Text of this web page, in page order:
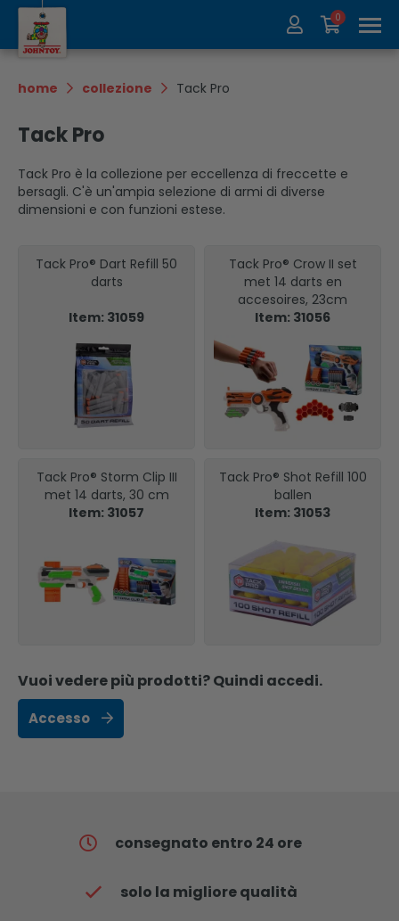
Chi siamo Collezione
Fiere
Contatti Update
0
home collezione Tack Pro
Tack Pro
Tack Pro è la collezione per eccellenza di freccette e
bersagli. C'è un'ampia selezione di armi di diverse
dimensioni e con funzioni estese.
Tack Pro® Dart Refill 50
darts
Item: 31059
Tack Pro® Crow II set
met 14 darts en
accesoires, 23cm
Item: 31056
Tack Pro® Storm Clip III
met 14 darts, 30 cm
Item: 31057
Tack Pro® Shot Refill 100
ballen
Item: 31053
Vuoi vedere più prodotti? Quindi accedi.
Accesso
consegnato entro 24 ore
solo la migliore qualità